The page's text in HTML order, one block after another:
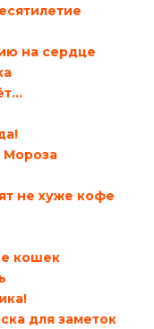
на сердце
Мороза
не хуже кофе
кошек
для заметок